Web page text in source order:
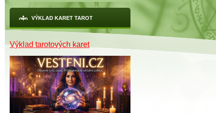
VÝKLAD KARET TAROT
Výklad tarotových karet